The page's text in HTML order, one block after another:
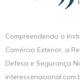
Compreendendo o
Comércio Exterior, a
Defesa e Segurança